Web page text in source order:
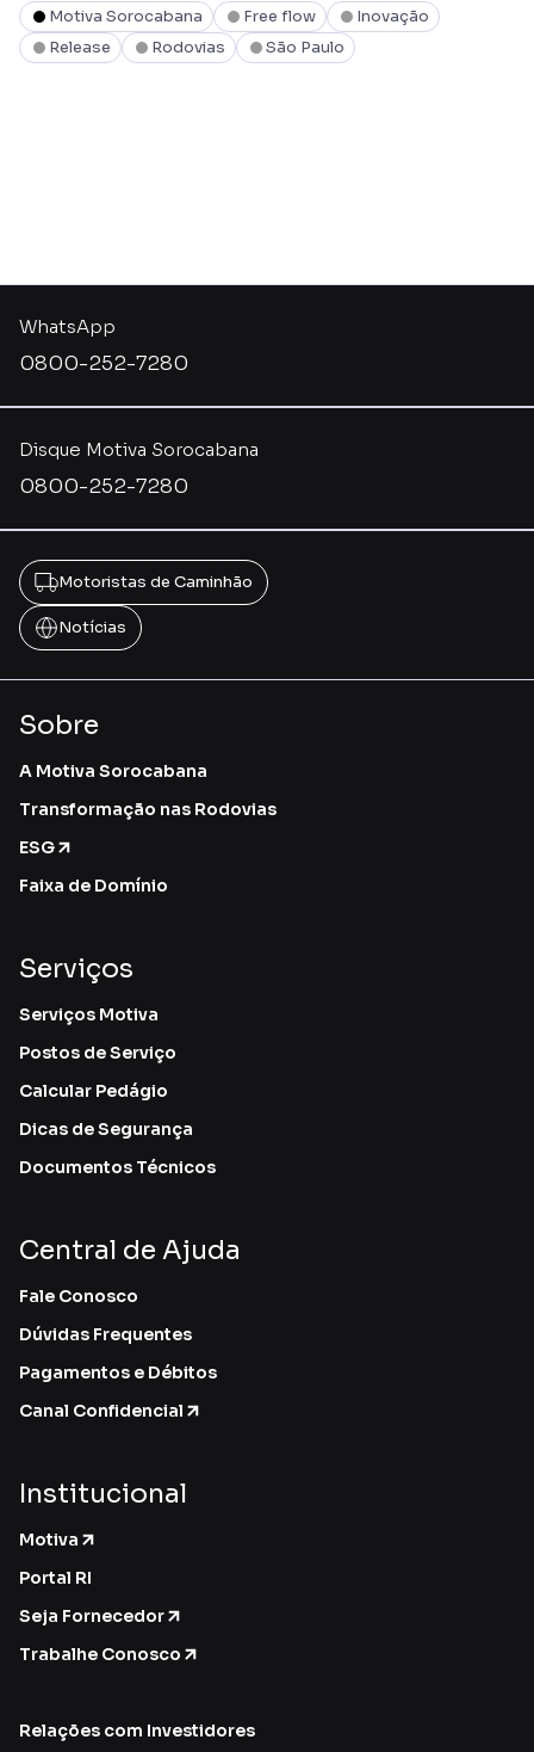
Motiva Sorocabana Free flow
Inovação
Release
Rodovias São Paulo
Disque Motiva Sorocabana
0800-252-7280
WhatsApp
0800-252-7280
Motoristas de Caminhão
Notícias
Sobre
A Motiva Sorocabana
Transformação nas Rodovias
ESG
Faixa de Domínio
Serviços
Serviços Motiva
Postos de Serviço
Calcular Pedágio
Dicas de Segurança
Documentos Técnicos
Central de Ajuda
Fale Conosco
Dúvidas Frequentes
Pagamentos e Débitos
Canal Confidencial
Institucional
Motiva
Portal RI
Seja Fornecedor
Trabalhe Conosco
Relações com Investidores